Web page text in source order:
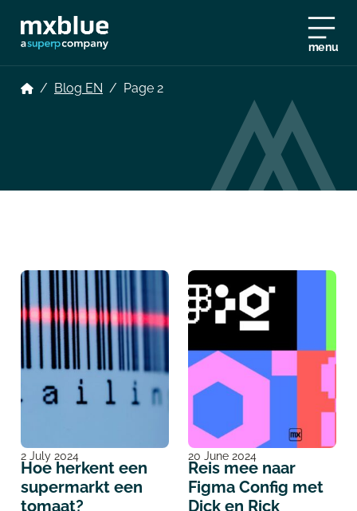
menu
/ Blog EN / Page 2
2 July 2024
Hoe herkent een
supermarkt een
tomaat?
20 June 2024
Reis mee naar
Figma Config met
Dick en Rick